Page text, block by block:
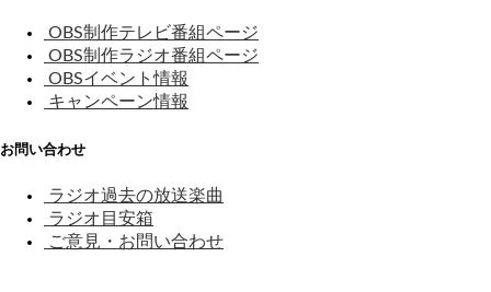
OBS制作テレビ番組ページ
OBS制作ラジオ番組ページ
OBSイベント情報
キャンペーン情報
お問い合わせ
ラジオ過去の放送楽曲
ラジオ目安箱
ご意見・お問い合わせ